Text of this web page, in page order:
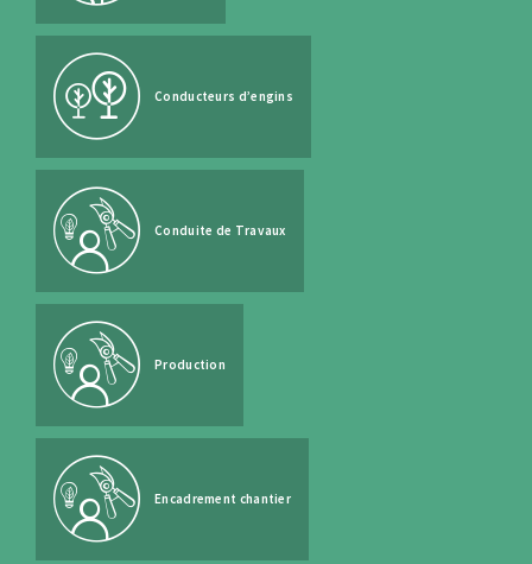
Conducteurs d’engins
Conduite de Travaux
Production
Encadrement chantier